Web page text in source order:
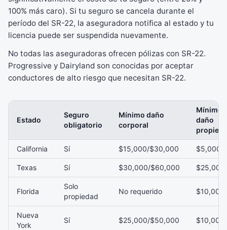
100% más caro). Si tu seguro se cancela durante el
período del SR-22, la aseguradora notifica al estado y tu
licencia puede ser suspendida nuevamente.
No todas las aseguradoras ofrecen pólizas con SR-22.
Progressive y Dairyland son conocidas por aceptar
conductores de alto riesgo que necesitan SR-22.
Estado
Seguro
obligatorio
Mínimo daño
corporal
Mínimo
daño
California Sí $15,000/$30,000 $5,000
Texas Sí $30,000/$60,000 $25,000
Florida
Solo
propiedad
No requerido $10,000
Nueva
York
Sí $25,000/$50,000 $10,000